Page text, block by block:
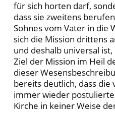
für sich horten darf,
dass sie zweitens
Sohnes vom Vater in die
sich die Mission drittens
und deshalb universal
Ziel der Mission im Heil
dieser
bereits deutlich, dass die
immer wieder
Kirche in keiner Weise